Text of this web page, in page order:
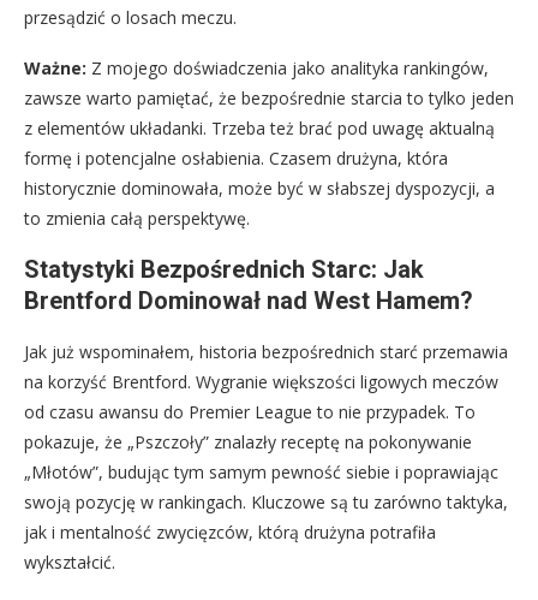
przesądzić o losach meczu.
Ważne: Z mojego doświadczenia jako analityka rankingów,
zawsze warto pamiętać, że bezpośrednie starcia to tylko jeden
z elementów układanki. Trzeba też brać pod uwagę aktualną
formę i potencjalne osłabienia. Czasem drużyna, która
historycznie dominowała, może być w słabszej dyspozycji, a
to zmienia całą perspektywę.
Statystyki Bezpośrednich Starc: Jak
Brentford Dominował nad West Hamem?
Jak już wspominałem, historia bezpośrednich starć przemawia
na korzyść Brentford. Wygranie większości ligowych meczów
od czasu awansu do Premier League to nie przypadek. To
pokazuje, że „Pszczoły” znalazły receptę na pokonywanie
„Młotów”, budując tym samym pewność siebie i poprawiając
swoją pozycję w rankingach. Kluczowe są tu zarówno taktyka,
jak i mentalność zwycięzców, którą drużyna potrafiła
wykształcić.